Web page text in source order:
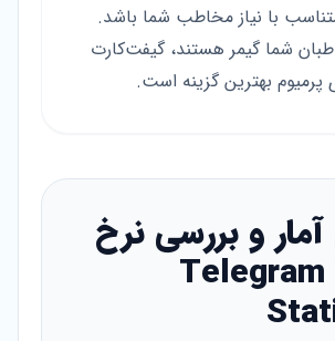
با نیاز مخاطب شما باشد.
شما گیمر هستند، گیفت‌کارت
پرمیوم بهترین گزینه است.
و بررسی نرخ
رشد با Telegram